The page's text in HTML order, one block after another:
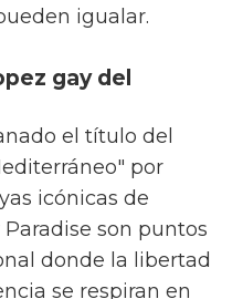
igualar.
gay del
el título del
por
icónicas de
son puntos
donde la libertad
se respiran en